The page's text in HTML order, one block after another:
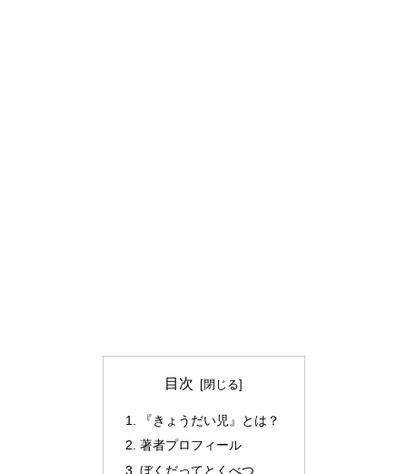
目次
『きょうだい児』とは？
著者プロフィール
ぼくだってとくべつ